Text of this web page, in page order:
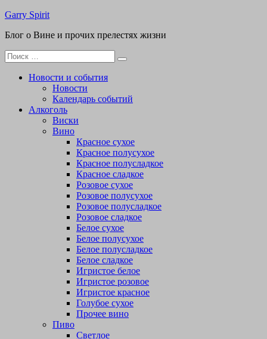
Перейти
содержимому
Garry Spirit
Блог о Вине и прочих прелестях жизни
Поиск
для:
Новости и события
Новости
Календарь событий
Алкоголь
Виски
Вино
Красное сухое
Красное полусухое
Красное полусладкое
Красное сладкое
Розовое сухое
Розовое полусухое
Розовое полусладкое
Розовое сладкое
Белое сухое
Белое полусухое
Белое полусладкое
Белое сладкое
Игристое белое
Игристое розовое
Игристое красное
Голубое сухое
Прочее вино
Пиво
Светлое